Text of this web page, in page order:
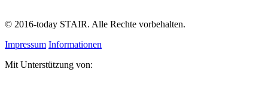
© 2016-today STAIR. Alle Rechte vorbehalten.
Impressum Informationen
Mit Unterstützung von: